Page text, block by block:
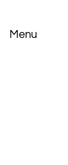
Menu